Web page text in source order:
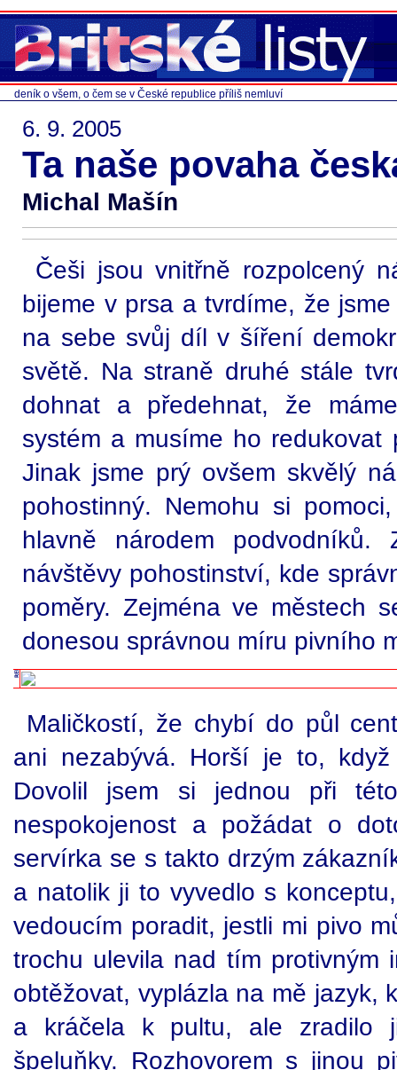
deník o všem, o čem se v České republice příliš nemluví
6. 9. 2005
Ta naše povaha
Michal Mašín
Češi jsou vnitřně rozpolcený
bijeme v prsa a tvrdíme, že
na sebe svůj díl v šíření
světě. Na straně druhé stále
dohnat a předehnat, že
systém a musíme ho
Jinak jsme prý ovšem skvělý
pohostinný. Nemohu si
hlavně národem
návštěvy pohostinství, kde
poměry. Zejména ve městech
donesou správnou míru pivního
Maličkostí, že chybí do půl
ani nezabývá. Horší je to,
Dovolil jsem si jednou při
nespokojenost a požádat o
servírka se s takto drzým
a natolik ji to vyvedlo s
vedoucím poradit, jestli mi pivo
trochu ulevila nad tím protivným
obtěžovat, vyplázla na mě jazyk,
a kráčela k pultu, ale zradilo
špeluňky. Rozhovorem s jinou